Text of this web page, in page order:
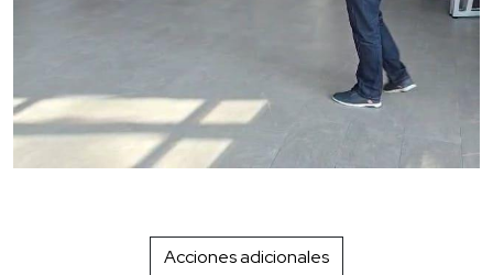
Acciones adicionales